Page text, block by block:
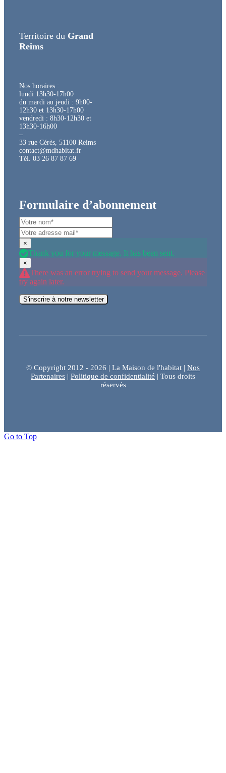
Territoire du Grand
Reims
Nos horaires :
lundi 13h30-17h00
du mardi au jeudi : 9h00-
12h30 et 13h30-17h00
vendredi : 8h30-12h30 et
13h30-16h00
–
33 rue Cérès, 51100 Reims
contact@mdhabitat.fr
Tél. 03 26 87 87 69
Formulaire d’abonnement
×
Thank you for your message. It has been sent.
×
There was an error trying to send your message. Please
try again later.
S'inscrire à notre newsletter
© Copyright 2012 - 2026 | La Maison de l'habitat | Nos
Partenaires | Politique de confidentialité | Tous droits
réservés
Go to Top